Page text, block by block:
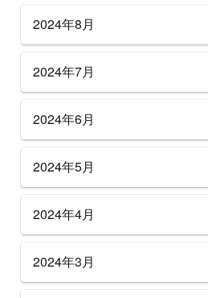
2024年8月
2024年7月
2024年6月
2024年5月
2024年4月
2024年3月